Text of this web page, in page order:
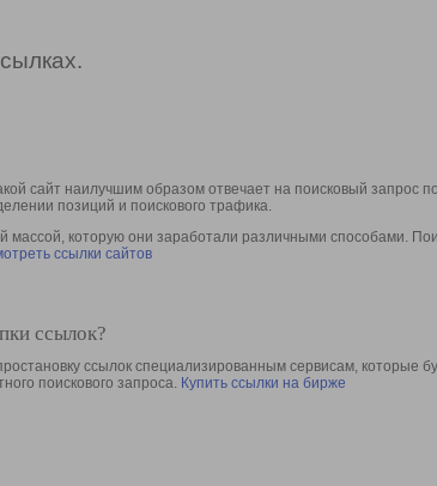
сайт наилучшим образом отвечает на поисковый запрос
позиций и поискового трафика.
которую они заработали различными способами.
ссылки сайтов
ссылок?
ссылок специализированным сервисам, которые
поискового запроса. Купить ссылки на бирже